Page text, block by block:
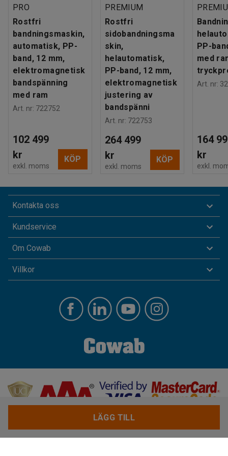
PRO
Rostfri
bandningsmaskin,
automatisk, PP-
band, 12 mm,
elektromagnetisk
bandspänning
med ram
Art. nr: 722752
102 499
kr
exkl. moms
KÖP
PREMIUM
Rostfri
sidobandningsma
skin,
helautomatisk,
PP-band, 12 mm,
elektromagnetisk
justering av
bandspänni
Art. nr: 722753
264 499
kr
exkl. moms
KÖP
PP-
med
Art. nr:
164
kr
exkl.
Kontakta oss
Kundservice
Om Cowab
Villkor
LÄGG TILL